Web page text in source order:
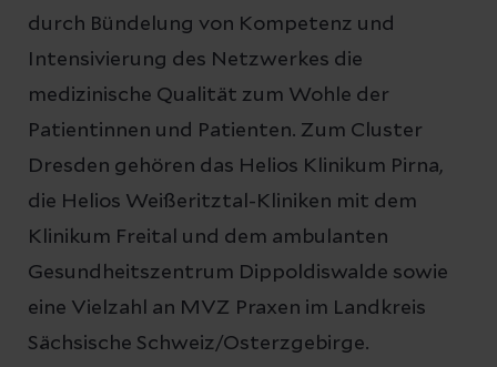
durch Bündelung von Kompetenz und
Intensivierung des Netzwerkes die
medizinische Qualität zum Wohle der
Patientinnen und Patienten. Zum Cluster
Dresden gehören das Helios Klinikum Pirna,
die Helios Weißeritztal-Kliniken mit dem
Klinikum Freital und dem ambulanten
Gesundheitszentrum Dippoldiswalde sowie
eine Vielzahl an MVZ Praxen im Landkreis
Sächsische Schweiz/Osterzgebirge.